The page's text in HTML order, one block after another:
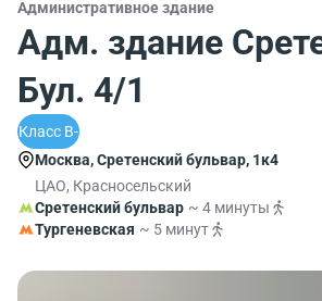
Административное здание
Адм. здание
Бул. 4/1
Класс B-
Москва, Сретенский бульвар, 1к4
ЦАО, Красносельский
Сретенский бульвар ~ 4 минуты
Тургеневская ~ 5 минут